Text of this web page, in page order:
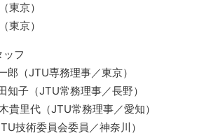
東京）
東京）
ッフ
郎（JTU専務理事／東京）
知子（JTU常務理事／長野）
貴里代（JTU常務理事／愛知）
技術委員会委員／神奈川）